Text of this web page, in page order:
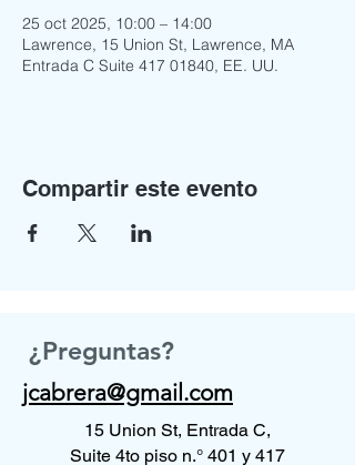
25 oct 2025, 10:00 – 14:00
Lawrence, 15 Union St, Lawrence, MA
Entrada C Suite 417 01840, EE. UU.
Compartir este evento
¿Preguntas?
jcabrera@gmail.com
15 Union St, Entrada C,
Suite 4to piso n.° 401 y 417